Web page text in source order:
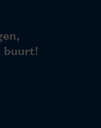
buurt!